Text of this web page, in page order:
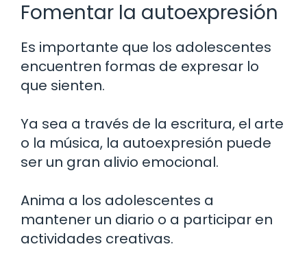
Fomentar la autoexpresión
Es importante que los adolescentes
encuentren formas de expresar lo
que sienten.
Ya sea a través de la escritura, el arte
o la música, la autoexpresión puede
ser un gran alivio emocional.
Anima a los adolescentes a
mantener un diario o a participar en
actividades creativas.